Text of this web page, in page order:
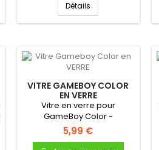
Détails
VITRE GAMEBOY COLOR
EN VERRE
Vitre en verre pour
GameBoy Color -
Autocollante - Uniquement
pour Gameboy...
5,99 €